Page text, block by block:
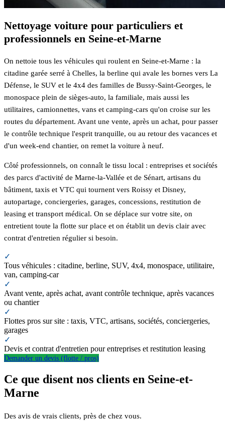
Nettoyage voiture pour particuliers et
professionnels en Seine-et-Marne
On nettoie tous les véhicules qui roulent en Seine-et-Marne : la
citadine garée serré à Chelles, la berline qui avale les bornes vers La
Défense, le SUV et le 4x4 des familles de Bussy-Saint-Georges, le
monospace plein de sièges-auto, la familiale, mais aussi les
utilitaires, camionnettes, vans et camping-cars qu'on croise sur les
routes du département. Avant une vente, après un achat, pour passer
le contrôle technique l'esprit tranquille, ou au retour des vacances et
d'un week-end chantier, on remet la voiture à neuf.
Côté professionnels, on connaît le tissu local : entreprises et sociétés
des parcs d'activité de Marne-la-Vallée et de Sénart, artisans du
bâtiment, taxis et VTC qui tournent vers Roissy et Disney,
autopartage, conciergeries, garages, concessions, restitution de
leasing et transport médical. On se déplace sur votre site, on
entretient toute la flotte sur place et on établit un devis clair avec
contrat d'entretien régulier si besoin.
✓
Tous véhicules : citadine, berline, SUV, 4x4, monospace, utilitaire,
van, camping-car
✓
Avant vente, après achat, avant contrôle technique, après vacances
ou chantier
✓
Flottes pros sur site : taxis, VTC, artisans, sociétés, conciergeries,
garages
✓
Devis et contrat d'entretien pour entreprises et restitution leasing
Demander un devis (flotte / pros)
Ce que disent nos clients en Seine-et-
Marne
Des avis de vrais clients, près de chez vous.